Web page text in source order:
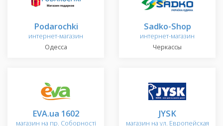
Podarochki
интернет-магазин
Одесса
Sadko-Shop
интернет-магазин
Черкассы
EVA.ua 1602
магазин на пр. Соборності
JYSK
магазин на ул. Европейская